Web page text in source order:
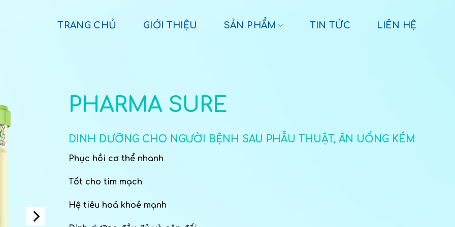
TRANG CHỦ GIỚI THIỆU SẢN PHẨM TIN TỨC LIÊN HỆ
PHARMA SURE
DINH DƯỠNG CHO NGƯỜI BỆNH SAU PHẪU THUẬT, ĂN UỐNG KÉM
Phục hồi cơ thể nhanh
Tốt cho tim mạch
Hệ tiêu hoá khoẻ mạnh